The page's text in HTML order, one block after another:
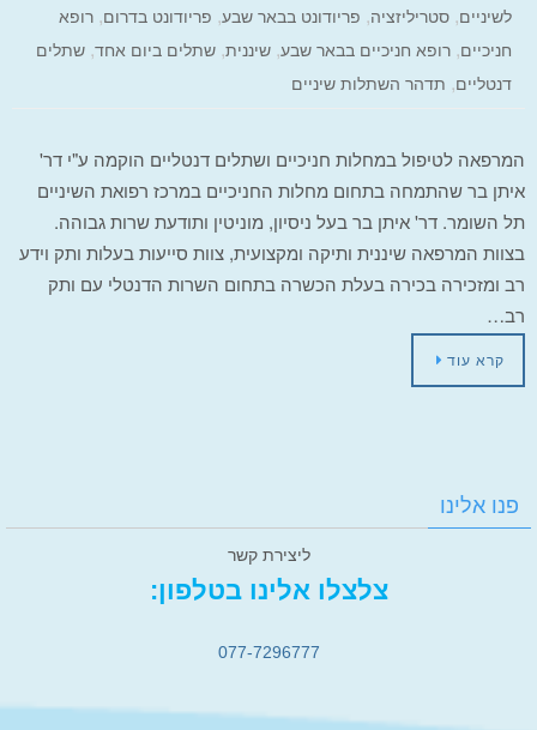
לשיניים, סטריליזציה, פריודונט בבאר שבע, פריודונט בדרום, רופא
חניכיים, רופא חניכיים בבאר שבע, שיננית, שתלים ביום אחד, שתלים
דנטליים, תדהר השתלות שיניים
המרפאה לטיפול במחלות חניכיים ושתלים דנטליים הוקמה ע"י דר'
איתן בר שהתמחה בתחום מחלות החניכיים במרכז רפואת השיניים
תל השומר. דר' איתן בר בעל ניסיון, מוניטין ותודעת שרות גבוהה.
בצוות המרפאה שיננית ותיקה ומקצועית, צוות סייעות בעלות ותק וידע
רב ומזכירה בכירה בעלת הכשרה בתחום השרות הדנטלי עם ותק
רב…
קרא עוד
פנו אלינו
ליצירת קשר
צלצלו אלינו בטלפון:
077-7296777